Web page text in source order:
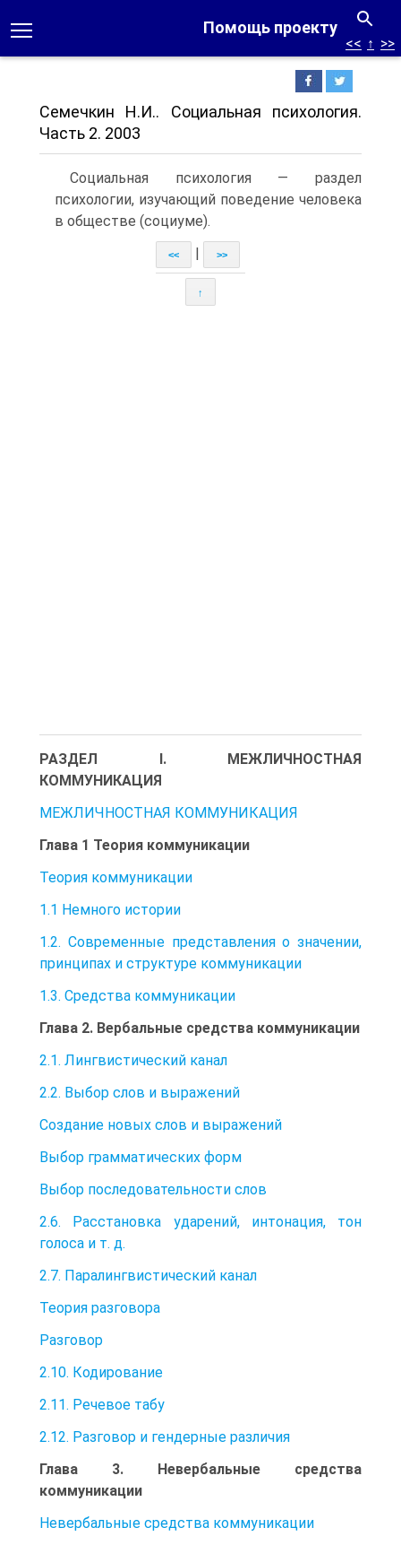
Помощь проекту
<< ↑ >>
Семечкин Н.И.. Социальная психология.
Часть 2. 2003
Cоциальная психология — раздел
психологии, изучающий поведение человека
в обществе (социуме).
<< >>
↑
РАЗДЕЛ I. МЕЖЛИЧНОСТНАЯ
КОММУНИКАЦИЯ
МЕЖЛИЧНОСТНАЯ КОММУНИКАЦИЯ
Глава 1 Теория коммуникации
Теория коммуникации
1.1 Немного истории
1.2. Современные представления о значении,
принципах и структуре коммуникации
1.3. Средства коммуникации
Глава 2. Вербальные средства коммуникации
2.1. Лингвистический канал
2.2. Выбор слов и выражений
Создание новых слов и выражений
Выбор грамматических форм
Выбор последовательности слов
2.6. Расстановка ударений, интонация, тон
голоса и т. д.
2.7. Паралингвистический канал
Теория разговора
Разговор
2.10. Кодирование
2.11. Речевое табу
2.12. Разговор и гендерные различия
Глава 3. Невербальные средства
коммуникации
Невербальные средства коммуникации